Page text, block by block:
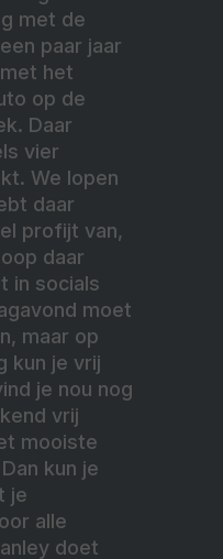
met de
paar jaar
het
op de
Daar
vier
We lopen
daar
profijt van,
daar
in socials
moet
maar op
kun je vrij
je nou nog
vrij
mooiste
kun je
je
alle
doet